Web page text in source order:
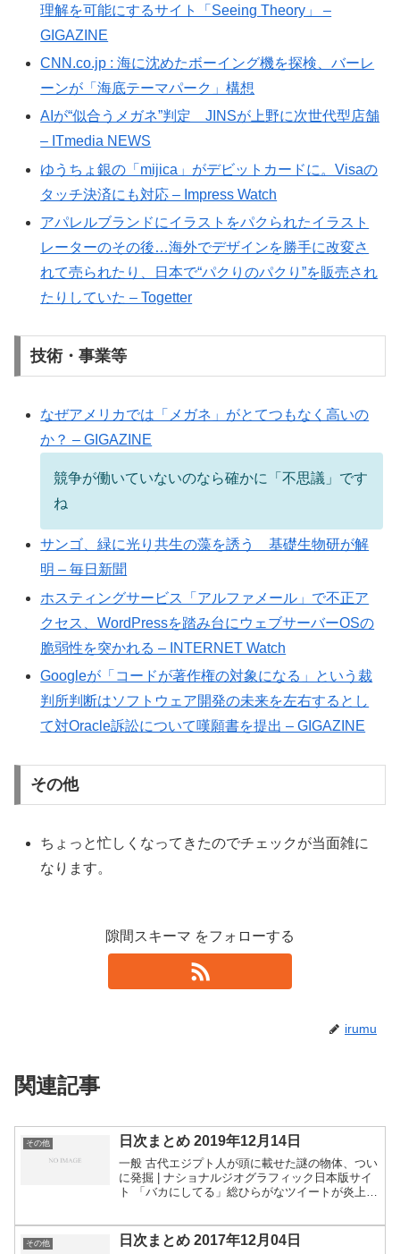
理解を可能にするサイト「Seeing Theory」 –
GIGAZINE
CNN.co.jp : 海に沈めたボーイング機を探検、バーレ
ーンが「海底テーマパーク」構想
AIが“似合うメガネ”判定 JINSが上野に次世代型店舗
– ITmedia NEWS
ゆうちょ銀の「mijica」がデビットカードに。Visaの
タッチ決済にも対応 – Impress Watch
アパレルブランドにイラストをパクられたイラスト
レーターのその後…海外でデザインを勝手に改変さ
れて売られたり、日本で“パクりのパクり”を販売され
たりしていた – Togetter
技術・事業等
なぜアメリカでは「メガネ」がとてつもなく高いの
か？ – GIGAZINE
競争が働いていないのなら確かに「不思議」です
ね
サンゴ、緑に光り共生の藻を誘う 基礎生物研が解
明 – 毎日新聞
ホスティングサービス「アルファメール」で不正ア
クセス、WordPressを踏み台にウェブサーバーOSの
脆弱性を突かれる – INTERNET Watch
Googleが「コードが著作権の対象になる」という裁
判所判断はソフトウェア開発の未来を左右するとし
て対Oracle訴訟について嘆願書を提出 – GIGAZINE
その他
ちょっと忙しくなってきたのでチェックが当面雑に
なります。
隙間スキーマ をフォローする
irumu
関連記事
その他 日次まとめ 2019年12月14日
一般 古代エジプト人が頭に載せた謎の物体、つい
に発掘 | ナショナルジオグラフィック日本版サイ
ト 「バカにしてる」総ひらがなツイートが炎上し
その他 日次まとめ 2017年12月04日